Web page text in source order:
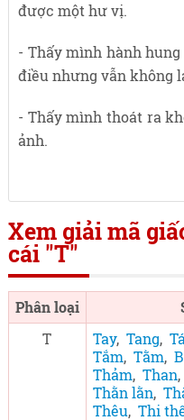
được một hư vị.
- Thấy mình hành
điều nhưng vẫn không
- Thấy mình thoát ra
ảnh.
Xem giải mã
cái "T"
Phân loại
T
Tay, Tang,
Tắm, Tằm,
Thảm, Than,
Thằn lằn,
Thêu, Thi